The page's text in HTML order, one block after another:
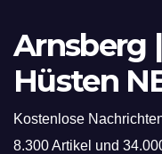
Arnsberg
Hüsten
Kostenlose
8.300 Artikel und